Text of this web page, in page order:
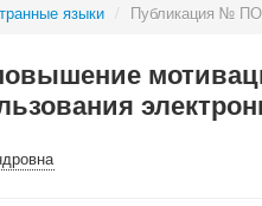
языки / Публикация №